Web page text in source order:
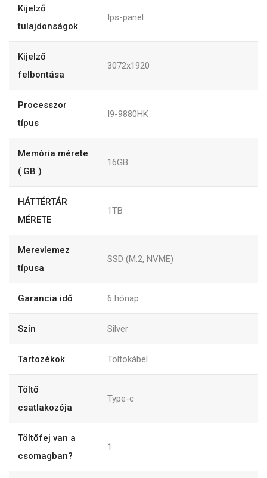
Kijelző
tulajdonságok
Ips-panel
Kijelző
felbontása
3072x1920
Processzor
típus
I9-9880HK
Memória mérete
( GB )
16GB
HÁTTÉRTÁR
MÉRETE
1TB
Merevlemez
típusa
SSD (M.2, NVME)
Garancia idő 6 hónap
Szín Silver
Tartozékok Töltökábel
Töltő
csatlakozója
Type-c
Töltőfej van a
csomagban?
1